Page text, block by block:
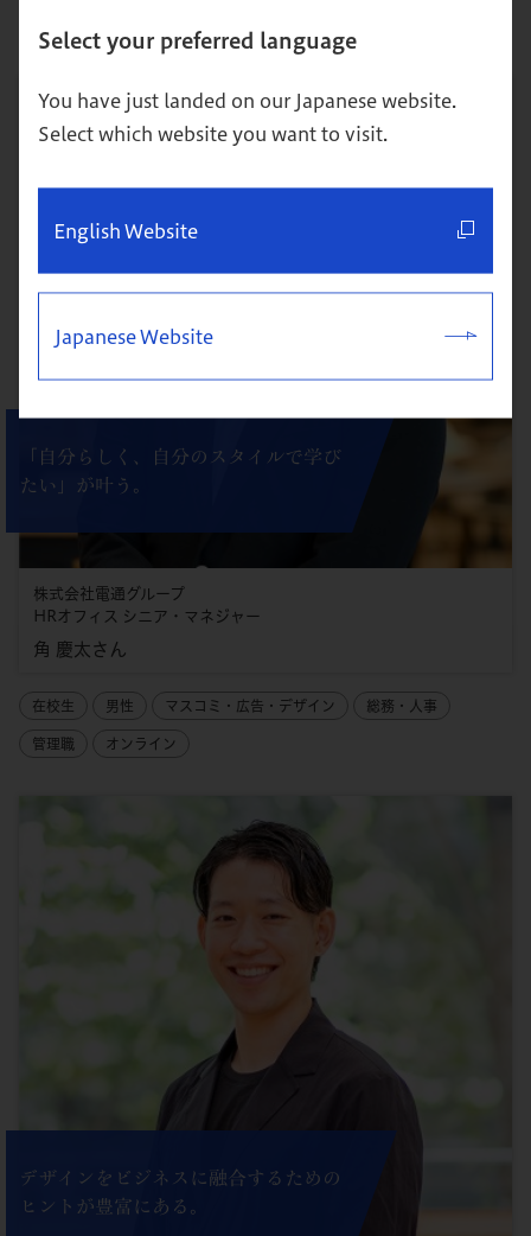
Select your preferred language
You have just landed on our Japanese website.
Select which website you want to visit.
English Website
Japanese Website
「自分らしく、自分のスタイルで学び
たい」が叶う。
株式会社電通グループ
HRオフィス シニア・マネジャー
角 慶太さん
在校生 男性 マスコミ・広告・デザイン 総務・人事
管理職 オンライン
デザインをビジネスに融合するための
ヒントが豊富にある。